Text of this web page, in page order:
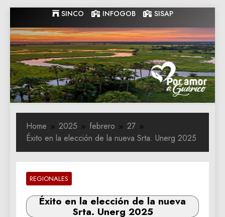
to
content
SINCO INFOGOB SISAP
Gobernacion
de Guarico
Gobernacion de Guarico
Home 2025 febrero
27
Éxito en la elección de la nueva Srta. Unerg 2025
REGIONALES
Éxito en la elección de la nueva
Srta. Unerg 2025